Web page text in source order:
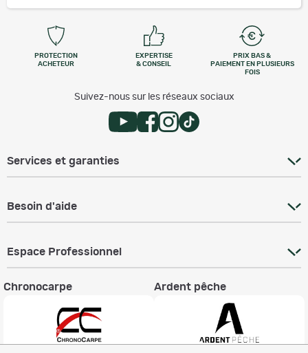
PROTECTION
ACHETEUR
EXPERTISE
& CONSEIL
PRIX BAS &
PAIEMENT EN PLUSIEURS
FOIS
Suivez-nous sur les réseaux sociaux
Services et garanties
Besoin d'aide
Espace Professionnel
Chronocarpe Ardent pêche